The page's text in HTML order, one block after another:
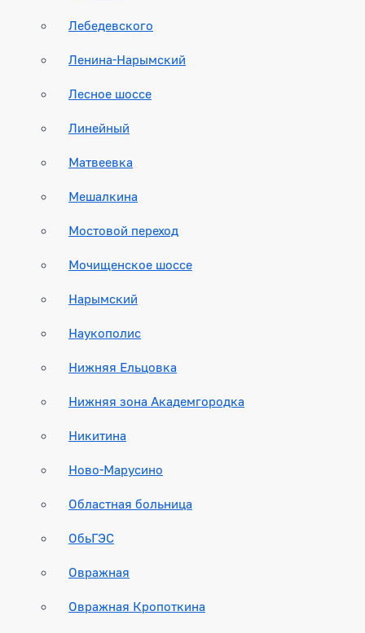
Лебедевского
Ленина-Нарымский
Лесное шоссе
Линейный
Матвеевка
Мешалкина
Мостовой переход
Мочищенское шоссе
Нарымский
Наукополис
Нижняя Ельцовка
Нижняя зона Академгородка
Никитина
Ново-Марусино
Областная больница
ОбьГЭС
Овражная
Овражная Кропоткина